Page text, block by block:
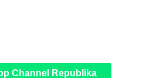
Channel Republika